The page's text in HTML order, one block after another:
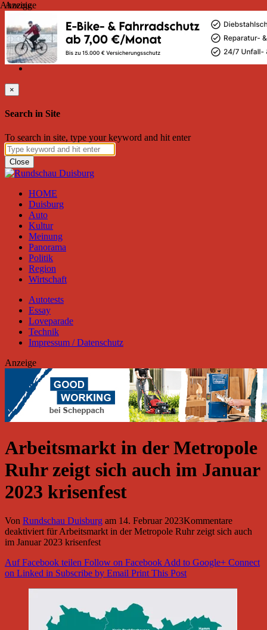
Montag, August 10, 2026
Friend on Facebook Follow on Twitter
Subscribe to RSS
Search
×
Search in Site
To search in site, type your keyword and hit enter
Close
HOME
Duisburg
Auto
Kultur
Meinung
Panorama
Politik
Region
Wirtschaft
Autotests
Essay
Loveparade
Technik
Impressum / Datenschutz
Anzeige
Arbeitsmarkt in der Metropole
Ruhr zeigt sich auch im Januar
2023 krisenfest
Von Rundschau Duisburg am 14. Februar 2023Kommentare
deaktiviertfür Arbeitsmarkt in der Metropole Ruhr zeigt sich auch
im Januar 2023 krisenfest
Auf Facebook teilen Follow on FacebookAdd to Google+ Connect
on Linked in Subscribe by Email Print This Post
Anzeige
Anzeige